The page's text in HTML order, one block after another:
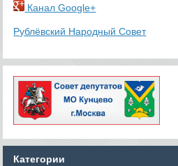
Канал Google+
Рублёвский Народный Совет
Категории